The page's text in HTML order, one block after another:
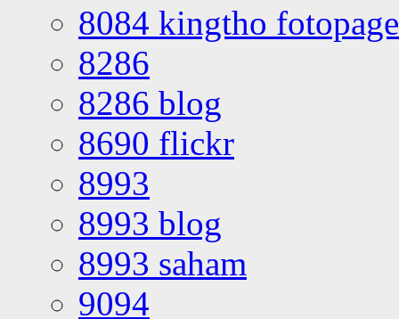
8084 kingtho
8286
8286 blog
8690 flickr
8993
8993 blog
8993 saham
9094